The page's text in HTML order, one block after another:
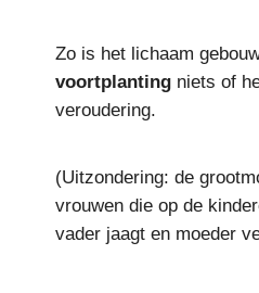
Zo is het lichaam
voortplanting niets of
veroudering.
(Uitzondering: de
vrouwen die op de
vader jaagt en moeder